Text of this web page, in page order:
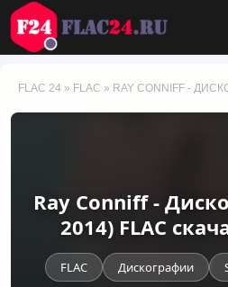
FLAC 24 » FLAC » RAY CONNIFF -
Ray Conniff -
2014) FLAC
FLAC Дискографии